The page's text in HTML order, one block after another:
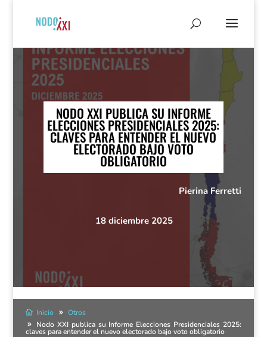
NODO XXI PUBLICA SU INFORME
ELECCIONES PRESIDENCIALES 2025:
CLAVES PARA ENTENDER EL NUEVO
ELECTORADO BAJO VOTO
OBLIGATORIO
Pierina Ferretti
18 diciembre 2025
Inicio
Otros
Nodo XXI publica su Informe Elecciones Presidenciales 2025:
claves para entender el nuevo electorado bajo voto obligatorio